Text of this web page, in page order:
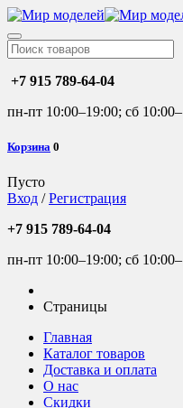
+7 915 789-64-04
пн-пт 10:00–19:00; сб
Корзина 0
Пусто
Вход /Регистрация
+7 915 789-64-04
пн-пт 10:00–19:00; сб
Страницы
Главная
Каталог товаров
Доставка и оплата
О нас
Скидки